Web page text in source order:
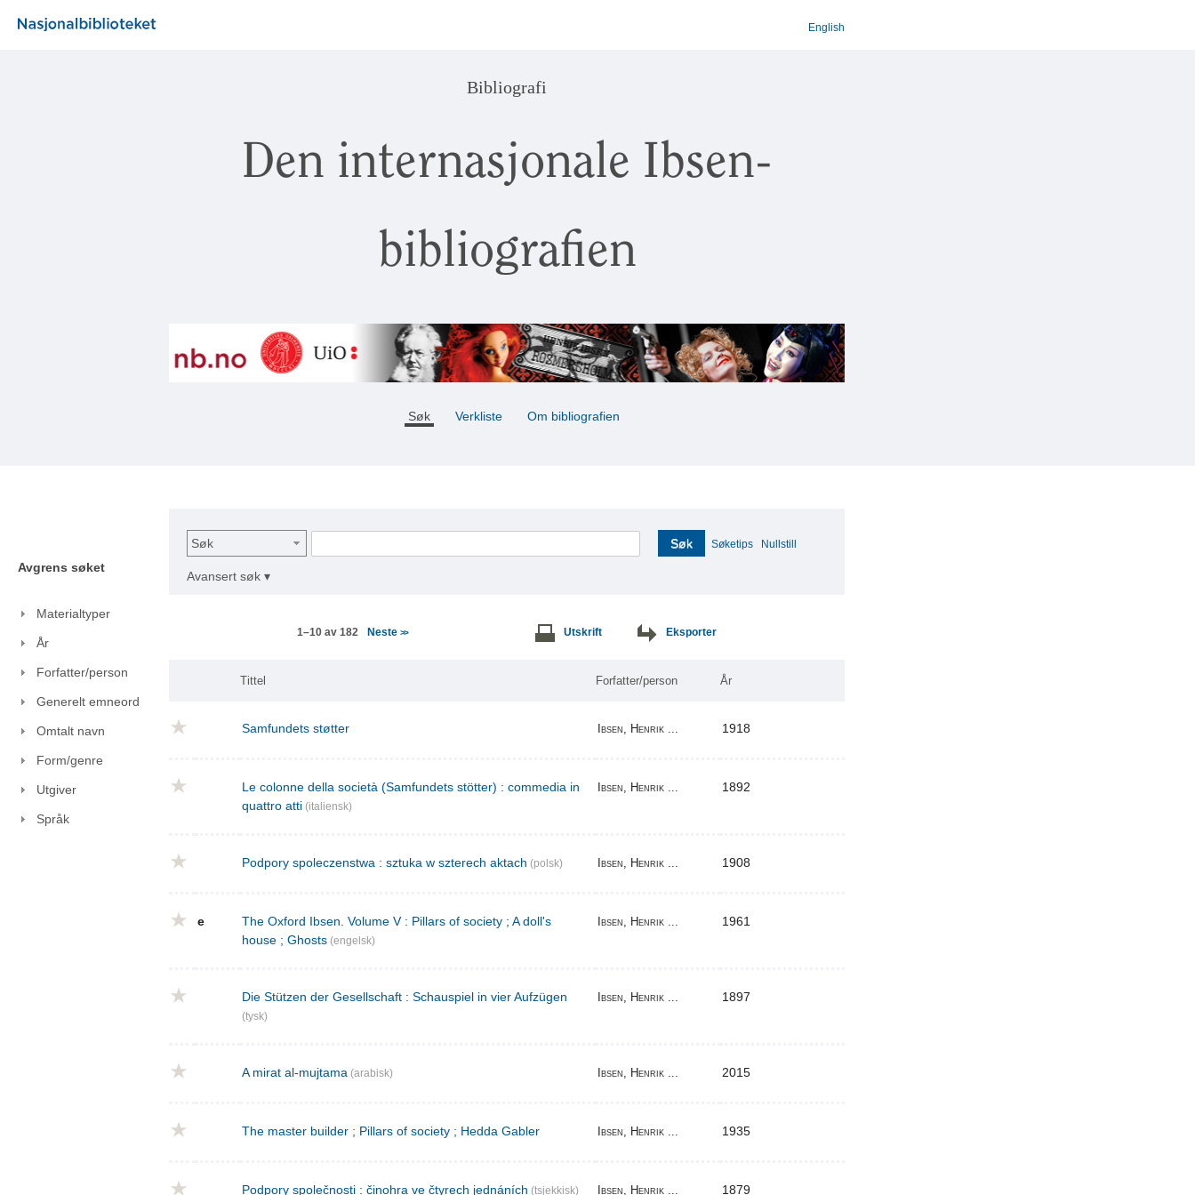
English
Bibliografi
Den internasjonale Ibsen-
bibliografien
Søk Verkliste Om bibliografien
Avgrens søket
Materialtyper
År
Forfatter/person
Generelt emneord
Omtalt navn
Form/genre
Utgiver
Språk
Søk Søk Søketips Nullstill
Avansert søk ▾
1–10 av 182 Neste >> Utskrift Eksporter
Tittel Forfatter/person År
Samfundets støtter Ibsen, Henrik ... 1918
Le colonne della società (Samfundets stötter) : commedia in
quattro atti (italiensk)
Ibsen, Henrik ... 1892
Podpory spoleczenstwa : sztuka w szterech aktach (polsk) Ibsen, Henrik ... 1908
e
The Oxford Ibsen. Volume V : Pillars of society ; A doll's
house ; Ghosts (engelsk)
Ibsen, Henrik ... 1961
Die Stützen der Gesellschaft : Schauspiel in vier Aufzügen
(tysk)
Ibsen, Henrik ... 1897
A mirat al-mujtama (arabisk) Ibsen, Henrik ... 2015
The master builder ; Pillars of society ; Hedda Gabler Ibsen, Henrik ... 1935
Podpory společnosti : činohra ve čtyrech jednáních (tsjekkisk) Ibsen, Henrik ... 1879